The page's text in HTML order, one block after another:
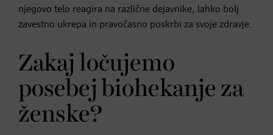
njegovo telo reagira na različne dejavnike, lahko bolj
zavestno ukrepa in pravočasno poskrbi za svoje zdravje.
Zakaj ločujemo
posebej biohekanje za
ženske?